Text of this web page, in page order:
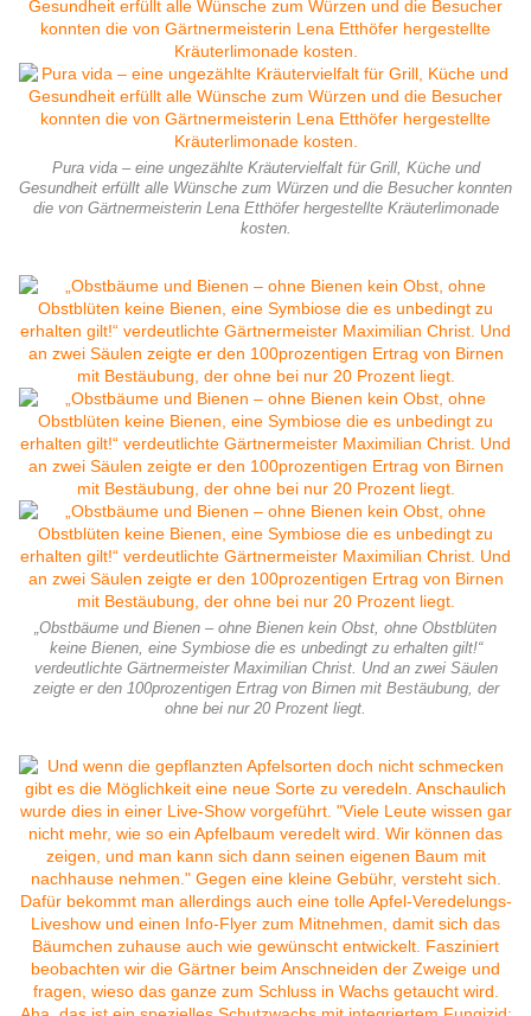
Pura vida – eine ungezählte Kräutervielfalt für Grill, Küche und
Gesundheit erfüllt alle Wünsche zum Würzen und die Besucher konnten
die von Gärtnermeisterin Lena Etthöfer hergestellte Kräuterlimonade
kosten.
„Obstbäume und Bienen – ohne Bienen kein Obst, ohne Obstblüten
keine Bienen, eine Symbiose die es unbedingt zu erhalten gilt!“
verdeutlichte Gärtnermeister Maximilian Christ. Und an zwei Säulen
zeigte er den 100prozentigen Ertrag von Birnen mit Bestäubung, der
ohne bei nur 20 Prozent liegt.